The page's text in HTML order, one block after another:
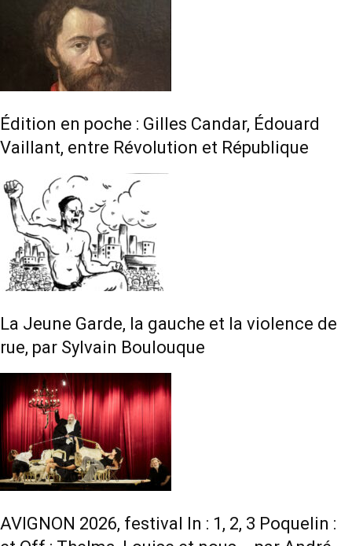
Édition en poche : Gilles Candar, Édouard
Vaillant, entre Révolution et République
La Jeune Garde, la gauche et la violence de
rue, par Sylvain Boulouque
AVIGNON 2026, festival In : 1, 2, 3 Poquelin :